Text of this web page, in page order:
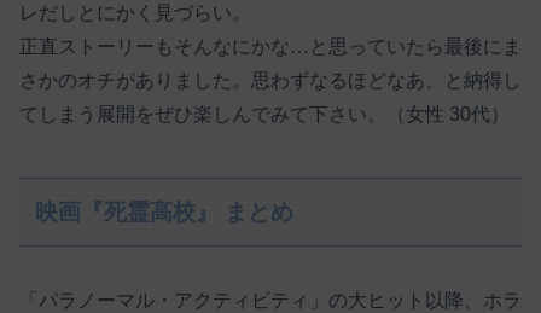
レだしとにかく見づらい。
正直ストーリーもそんなにかな…と思っていたら最後にま
さかのオチがありました。思わずなるほどなあ、と納得し
てしまう展開をぜひ楽しんでみて下さい。（女性 30代）
映画『死霊高校』 まとめ
「パラノーマル・アクティビティ」の大ヒット以降、ホラ